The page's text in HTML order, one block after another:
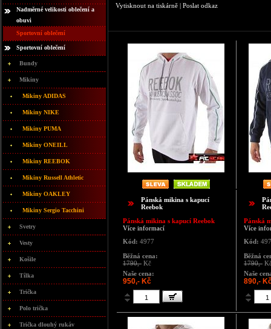
Nadměrné velikosti oblečení a
obuvi
Sportovní oblečení
Sportovní oblečení
Bundy
Mikiny
Mikiny ADIDAS
Mikiny NIKE
Mikiny PUMA
Mikiny ONEILL
Mikiny REEBOK
Mikiny Russell Athletic
Mikiny OAKLEY
Mikiny Sergio Tacchini
Svetry
Vesty
Košile
Tílka
Trička
Polo trička
Trička dlouhý rukáv
Vytisknout na tiskárně | Poslat odkaz
Pánská mikina s kapucí
Reebok
Pánská mikina s kapucí Reebok
Více informací
Kód: 4977
Běžná cena:
1790,- Kč
Naše cena:
950,- Kč
Pánská
Více
Kód:
Běžná
1790,-
Naše
890,-